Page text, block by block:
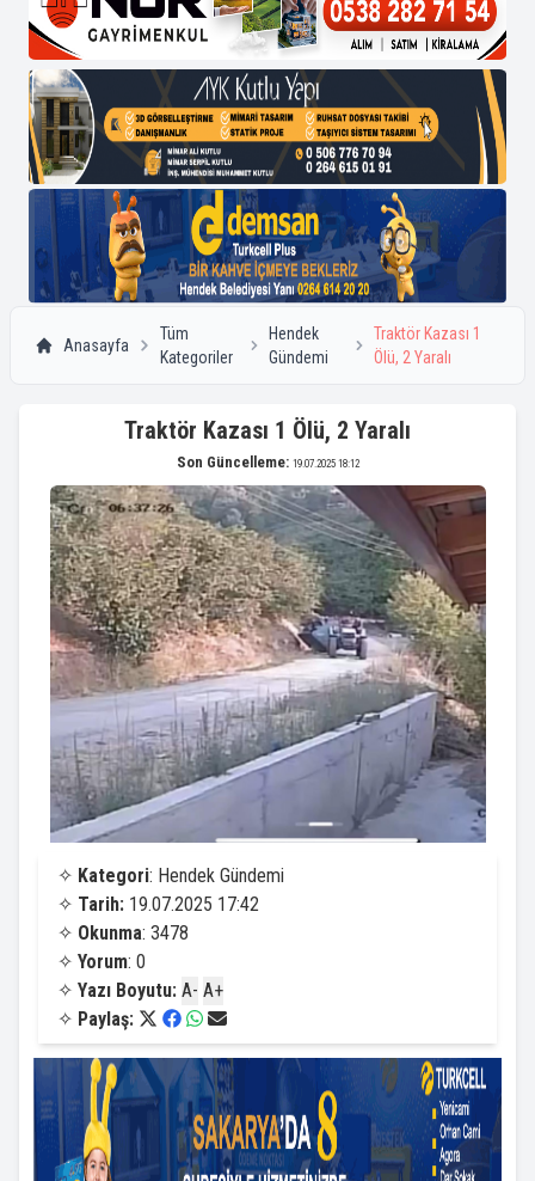
Anasayfa
Tüm
Kategoriler
Hendek
Gündemi
Traktör Kazası 1
Ölü, 2 Yaralı
Traktör Kazası 1 Ölü, 2 Yaralı
Son Güncelleme: 19.07.2025 18:12
✧ Kategori: Hendek Gündemi
✧ Tarih: 19.07.2025 17:42
✧ Okunma: 3478
✧ Yorum: 0
✧ Yazı Boyutu: A- A+
✧ Paylaş: